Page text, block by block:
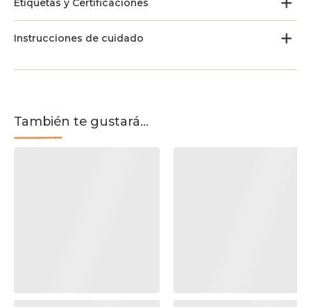
Etiquetas y Certificaciones
Instrucciones de cuidado
También te gustará...